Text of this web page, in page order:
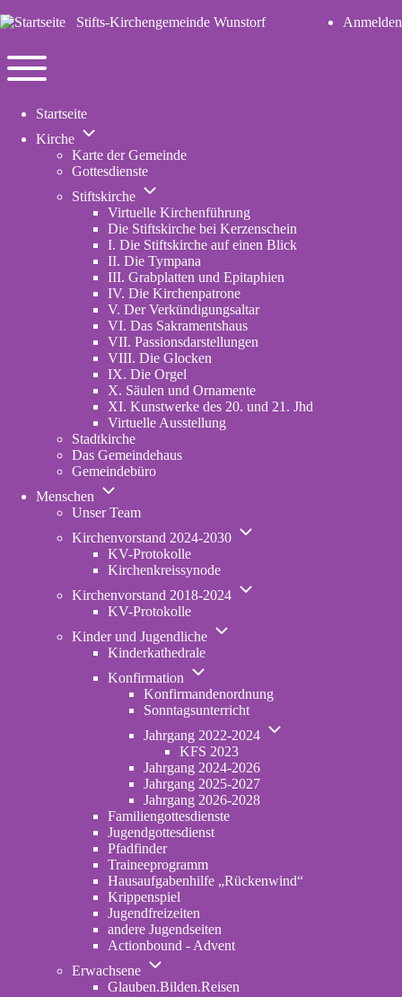
UserAnmelden
Stifts-Kirchengemeinde Wunstorf
Navigation
main
Startseite
Kirche
Unternavigation
Kirche
Karte der Gemeinde
Gottesdienste
Stiftskirche
Unternavigation
Stiftskirche
Virtuelle Kirchenführung
Die Stiftskirche bei Kerzenschein
I. Die Stiftskirche auf einen Blick
II. Die Tympana
III. Grabplatten und Epitaphien
IV. Die Kirchenpatrone
V. Der Verkündigungsaltar
VI. Das Sakramentshaus
VII. Passionsdarstellungen
VIII. Die Glocken
IX. Die Orgel
X. Säulen und Ornamente
XI. Kunstwerke des 20. und 21. Jhd
Virtuelle Ausstellung
Stadtkirche
Das Gemeindehaus
Gemeindebüro
Menschen
Unternavigation
Menschen
Unser Team
Kirchenvorstand 2024-2030
Unternavigation
2030
KV-Protokolle
Kirchenkreissynode
Kirchenvorstand 2018-2024
Unternavigation
KV-Protokolle
Kinder und Jugendliche
Unternavigation
Jugendliche
Kinderkathedrale
Konfirmation
Unternavigation
Konfirmation
Konfirmandenordnung
Sonntagsunterricht
Jahrgang 2022-2024
Unternavigation
KFS 2023
Jahrgang 2024-2026
Jahrgang 2025-2027
Jahrgang 2026-2028
Familiengottesdienste
Jugendgottesdienst
Pfadfinder(opens
in
new
tab)
Traineeprogramm
Hausaufgabenhilfe „Rückenwind“
Krippenspiel
Jugendfreizeiten
andere Jugendseiten
Actionbound - Advent
Erwachsene
Unternavigation
Erwachsene
Glauben.Bilden.Reisen